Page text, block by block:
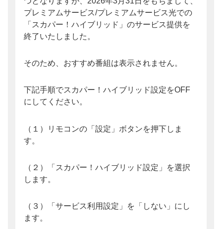
プレミアムサービス/プレミアムサービス光での
「スカパー！ハイブリッド」のサービス提供を
終了いたしました。
そのため、おすすめ番組は表示されません。
下記手順でスカパー！ハイブリッド設定をOFF
にしてください。
（１）リモコンの「設定」ボタンを押下しま
す。
（２）「スカパー！ハイブリッド設定」を選択
します。
（３）「サービス利用設定」を「しない」にし
ます。